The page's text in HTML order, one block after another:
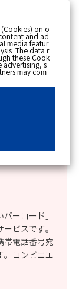
」とはど
ーコード」
ビスです。
帯電話番号宛
。コンビニエ
on o
and ad
media featur
The data r
these Cook
advertising, s
may com
have provi
use of their s
advertisemen
the internet.
to the use
preferen
any time by c
or through y
the pr
Privacy Polic